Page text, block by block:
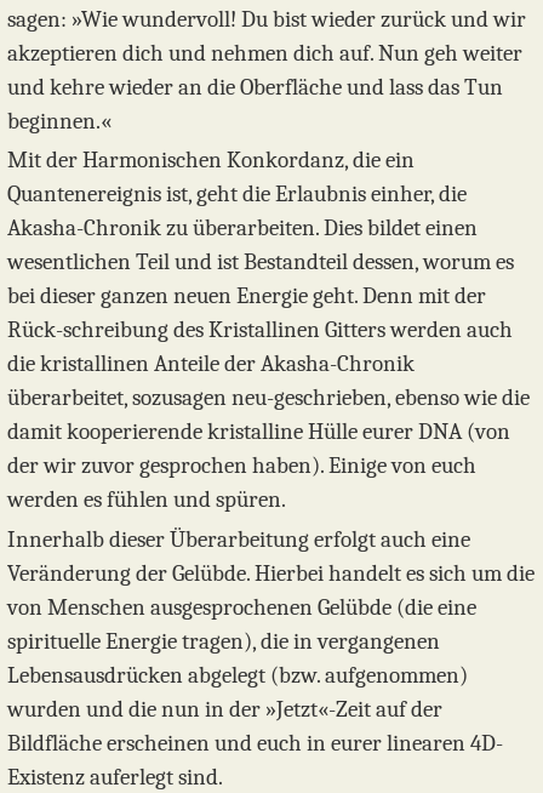
sagen: »Wie wundervoll! Du bist wieder zurück und wir
akzeptieren dich und nehmen dich auf. Nun geh weiter
und kehre wieder an die Oberfläche und lass das Tun
beginnen.«
Mit der Harmonischen Konkordanz, die ein
Quantenereignis ist, geht die Erlaubnis einher, die
Akasha-Chronik zu überarbeiten. Dies bildet einen
wesentlichen Teil und ist Bestandteil dessen, worum es
bei dieser ganzen neuen Energie geht. Denn mit der
Rück-schreibung des Kristallinen Gitters werden auch
die kristallinen Anteile der Akasha-Chronik
überarbeitet, sozusagen neu-geschrieben, ebenso wie die
damit kooperierende kristalline Hülle eurer DNA (von
der wir zuvor gesprochen haben). Einige von euch
werden es fühlen und spüren.
Innerhalb dieser Überarbeitung erfolgt auch eine
Veränderung der Gelübde. Hierbei handelt es sich um die
von Menschen ausgesprochenen Gelübde (die eine
spirituelle Energie tragen), die in vergangenen
Lebensausdrücken abgelegt (bzw. aufgenommen)
wurden und die nun in der »Jetzt«-Zeit auf der
Bildfläche erscheinen und euch in eurer linearen 4D-
Existenz auferlegt sind.